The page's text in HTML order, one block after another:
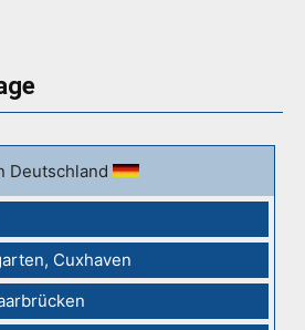
Deutschland
Cuxhaven